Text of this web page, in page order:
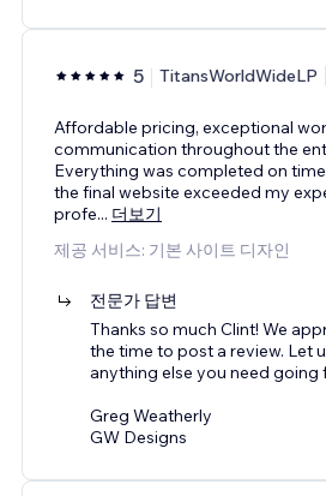
5 TitansWorldWideLP
Affordable pricing, exceptional
communication throughout the
Everything was completed on
the final website exceeded my
profe... 더보기
제공 서비스: 기본 사이트 디자인
전문가 답변
Thanks so much Clint! We
the time to post a review. Let
anything else you need going
Greg Weatherly
GW Designs